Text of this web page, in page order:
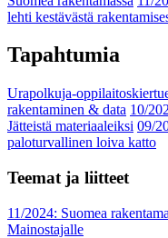
lehti kestävästä
Tapahtumia
Urapolkuja-
rakentaminen & data 10/
Jätteistä materiaaleiksi 09/
paloturvallinen loiva katto
Teemat ja liitteet
11/2024: Suomea
Mainostajalle